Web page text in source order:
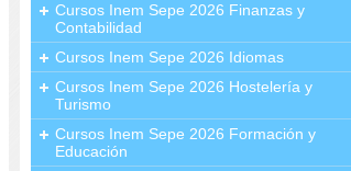
Cursos Inem Sepe 2026 Finanzas y
Contabilidad
Cursos Inem Sepe 2026 Idiomas
Cursos Inem Sepe 2026 Hostelería y
Turismo
Cursos Inem Sepe 2026 Formación y
Educación